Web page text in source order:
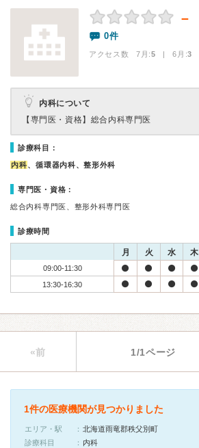
－
0件
アクセス数 7月:5 | 6月:3
内科について
【専門医・資格】 総合内科専門医
診療科目：
内科、循環器内科、整形外科
専門医・資格：
総合内科専門医、整形外科専門医
診療時間
月 火 水 木
09:00-11:30
13:30-16:30
«前 1/1ページ
1件の医療機関が見つかりました
エリア・駅
北海道雨竜郡秩父別町
診療科目
内科